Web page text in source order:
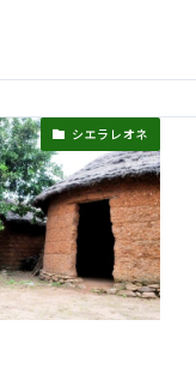
シエラレオネ